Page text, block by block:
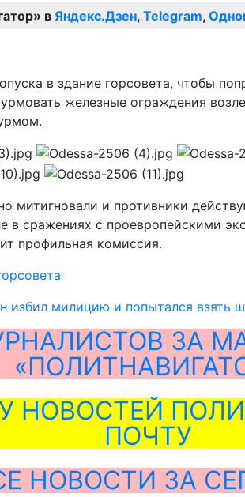
в Яндекс.Дзен, Telegram,
в здание горсовета, чтобы
железные ограждения
и противники
в сражениях с проевропейскими
профильная комиссия.
избил милицию и попытался взять
ЗА
НОВОСТЕЙ
ПОЧТУ
НОВОСТИ ЗА